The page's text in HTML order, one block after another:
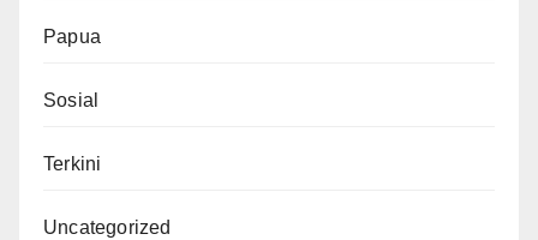
Papua
Sosial
Terkini
Uncategorized